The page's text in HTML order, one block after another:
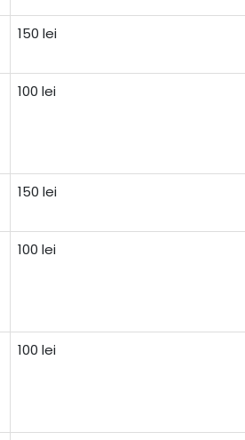
150 lei
100 lei
150 lei
100 lei
100 lei